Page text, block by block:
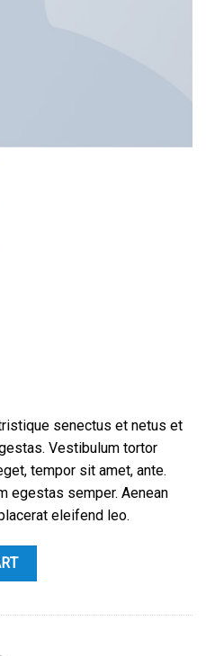
senectus et netus et
Vestibulum tortor
tempor sit amet, ante.
egestas semper. Aenean
eleifend leo.